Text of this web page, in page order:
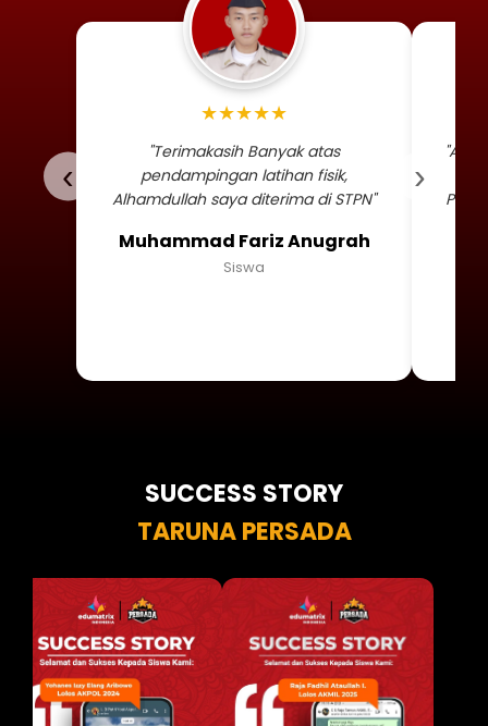
‹
Foto profil siswa
★★★★★
"Terimakasih Banyak atas
pendampingan latihan fisik,
Alhamdullah saya diterima di STPN"
Muhammad Fariz Anugrah
Siswa
›
SUCCESS STORY
TARUNA PERSADA